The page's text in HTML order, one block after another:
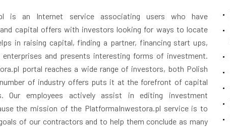
is an Internet service associating users who have
capital offers with investors looking for ways to locate
in raising capital, finding a partner, financing start ups,
enterprises and presents interesting forms of investment.
portal reaches a wide range of investors, both Polish
of industry offers puts it at the forefront of capital
Our employees actively assist in editing investment
the mission of the PlatformaInwestora.pl service is to
of our contractors and to help them conclude as many